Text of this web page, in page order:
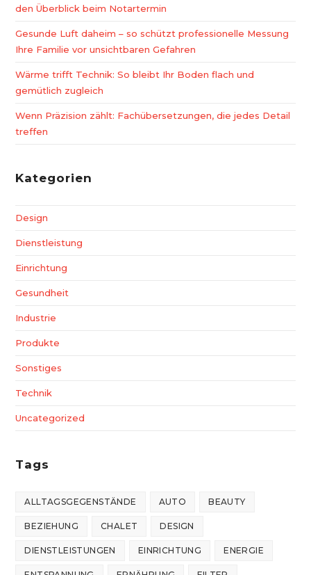
den Überblick beim Notartermin
Gesunde Luft daheim – so schützt professionelle Messung
Ihre Familie vor unsichtbaren Gefahren
Wärme trifft Technik: So bleibt Ihr Boden flach und
gemütlich zugleich
Wenn Präzision zählt: Fachübersetzungen, die jedes Detail
treffen
Kategorien
Design
Dienstleistung
Einrichtung
Gesundheit
Industrie
Produkte
Sonstiges
Technik
Uncategorized
Tags
ALLTAGSGEGENSTÄNDE AUTO BEAUTY
BEZIEHUNG CHALET DESIGN
DIENSTLEISTUNGEN EINRICHTUNG ENERGIE